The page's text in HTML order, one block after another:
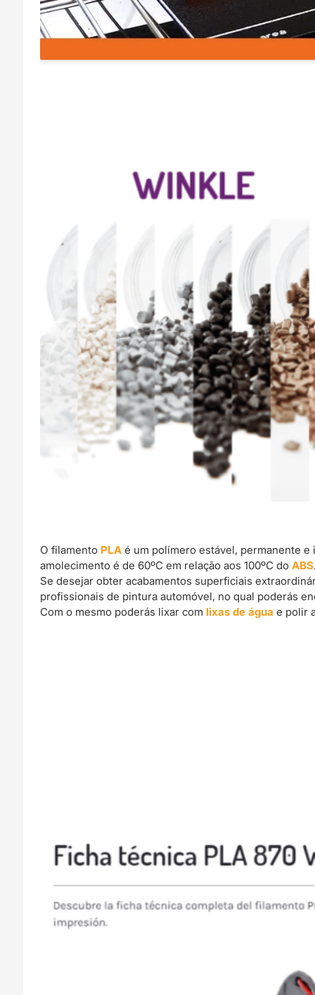
O filamento PLA é um polímero estável, permanente
amolecimento é de 60ºC em relação aos 100ºC doABS
Se desejar obter acabamentos superficiais
profissionais de pintura automóvel, no qual poderás
Com o mesmo poderás lixar com lixas de água e polir